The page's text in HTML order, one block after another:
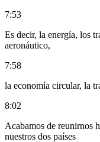
7:53
Es decir, la energía, los
aeronáutico,
7:58
la economía circular, la
8:02
Acabamos de reunirnos
nuestros dos países